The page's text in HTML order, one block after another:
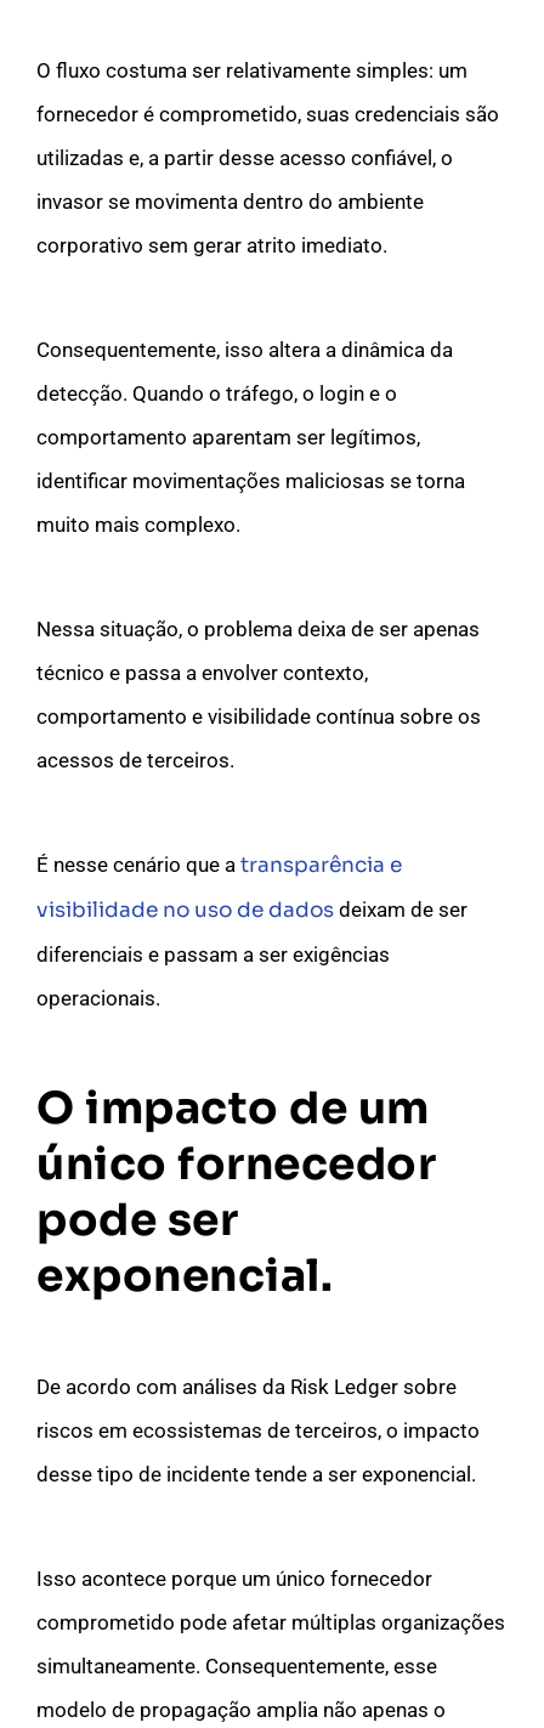
O fluxo costuma ser relativamente simples: um
fornecedor é comprometido, suas credenciais são
utilizadas e, a partir desse acesso confiável, o
invasor se movimenta dentro do ambiente
corporativo sem gerar atrito imediato.
Consequentemente, isso altera a dinâmica da
detecção. Quando o tráfego, o login e o
comportamento aparentam ser legítimos,
identificar movimentações maliciosas se torna
muito mais complexo.
Nessa situação, o problema deixa de ser apenas
técnico e passa a envolver contexto,
comportamento e visibilidade contínua sobre os
acessos de terceiros.
É nesse cenário que a transparência e
visibilidade no uso de dados deixam de ser
diferenciais e passam a ser exigências
operacionais.
O impacto de um
único fornecedor
pode ser
exponencial.
De acordo com análises da Risk Ledger sobre
riscos em ecossistemas de terceiros, o impacto
desse tipo de incidente tende a ser exponencial.
Isso acontece porque um único fornecedor
comprometido pode afetar múltiplas organizações
simultaneamente. Consequentemente, esse
modelo de propagação amplia não apenas o